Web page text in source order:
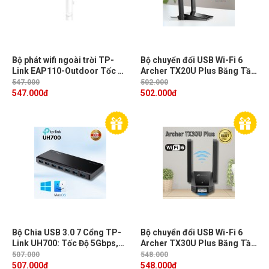
Bộ phát wifi ngoài trời TP-
Link EAP110-Outdoor Tốc độ
300Mbps 2.4GHz , Hỗ trợ
Passive PoE
547.000
547.000đ
Bộ chuyển đổi USB Wi-Fi 6
Archer TX20U Plus Băng Tần
Kép AX1800, 2 Ăng-ten ngoài
độ lợi cao, USB 3.0
502.000
502.000đ
Bộ Chia USB 3.0 7 Cổng TP-
Link UH700: Tốc Độ 5Gbps,
Tương Thích Windows 11 &
MacOS, Tản nhiệt tốt
507.000
507.000đ
Bộ chuyển đổi USB Wi-Fi 6
Archer TX30U Plus Băng Tần
Kép AX1800, 2 Ăng-ten ngoài
độ lợi cao, Công nghệ MU-
548.000
548.000đ